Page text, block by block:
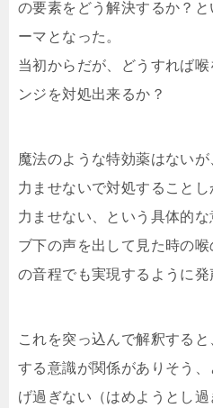
の要素をどう解決するか？
ーマとなった。
当初からだが、どうすれば
ンジを対処出来るか？
魔法のような特効薬はない
力ませないで対処することし
力ませない、という具体的
ブ下の声を出して見た時の
の音程でも実現するように発
これを突っ込んで解釈する
する意識が関係がありそう
げ過ぎない（はめようとし